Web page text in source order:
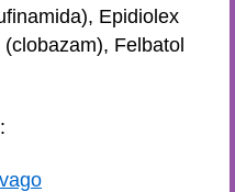
Epidiolex
Felbatol